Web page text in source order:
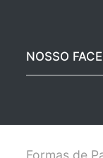
NOSSO
Formas de